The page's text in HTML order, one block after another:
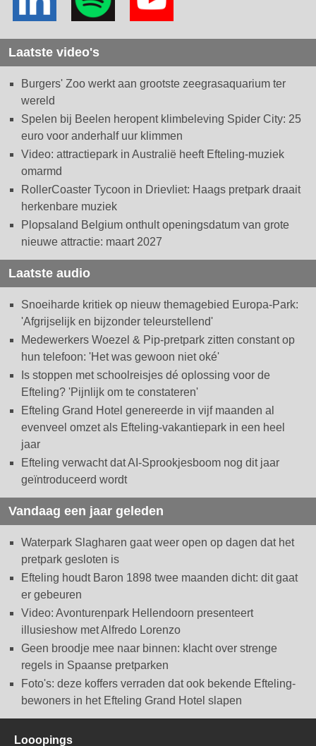
Laatste video's
Burgers' Zoo werkt aan grootste zeegrasaquarium ter
wereld
Spelen bij Beelen heropent klimbeleving Spider City: 25
euro voor anderhalf uur klimmen
Video: attractiepark in Australië heeft Efteling-muziek
omarmd
RollerCoaster Tycoon in Drievliet: Haags pretpark draait
herkenbare muziek
Plopsaland Belgium onthult openingsdatum van grote
nieuwe attractie: maart 2027
Laatste audio
Snoeiharde kritiek op nieuw themagebied Europa-Park:
'Afgrijselijk en bijzonder teleurstellend'
Medewerkers Woezel & Pip-pretpark zitten constant op
hun telefoon: 'Het was gewoon niet oké'
Is stoppen met schoolreisjes dé oplossing voor de
Efteling? 'Pijnlijk om te constateren'
Efteling Grand Hotel genereerde in vijf maanden al
evenveel omzet als Efteling-vakantiepark in een heel
jaar
Efteling verwacht dat AI-Sprookjesboom nog dit jaar
geïntroduceerd wordt
Vandaag een jaar geleden
Waterpark Slagharen gaat weer open op dagen dat het
pretpark gesloten is
Efteling houdt Baron 1898 twee maanden dicht: dit gaat
er gebeuren
Video: Avonturenpark Hellendoorn presenteert
illusieshow met Alfredo Lorenzo
Geen broodje mee naar binnen: klacht over strenge
regels in Spaanse pretparken
Foto's: deze koffers verraden dat ook bekende Efteling-
bewoners in het Efteling Grand Hotel slapen
Looopings